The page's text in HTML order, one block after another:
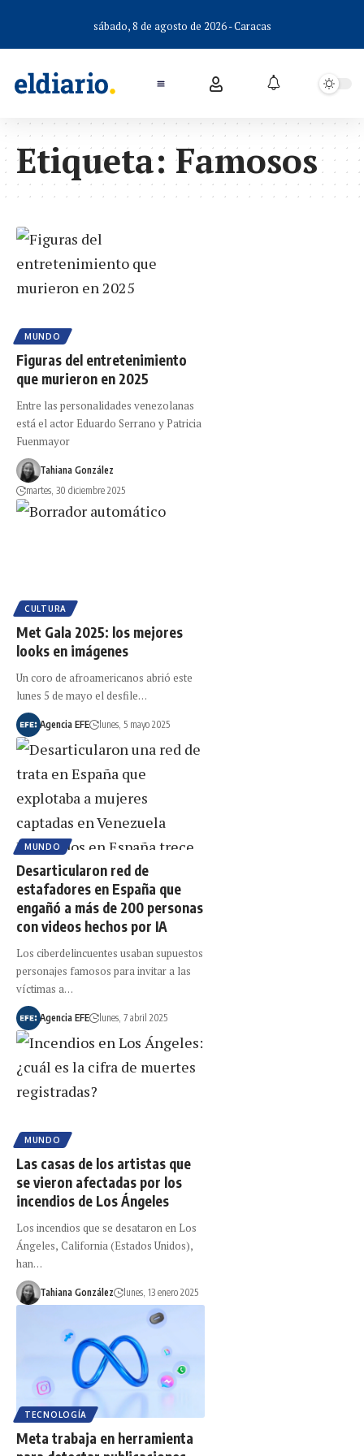
sábado, 8 de agosto de 2026 - Caracas
Etiqueta: Famosos
MUNDO
Figuras del entretenimiento
que murieron en 2025
Entre las personalidades venezolanas
está el actor Eduardo Serrano y Patricia
Fuenmayor
Tahiana González
martes, 30 diciembre 2025
CULTURA
Met Gala 2025: los mejores
looks en imágenes
Un coro de afroamericanos abrió este
lunes 5 de mayo el desfile…
Agencia EFE lunes, 5 mayo 2025
MUNDO
Desarticularon red de
estafadores en España que
engañó a más de 200 personas
con videos hechos por IA
Los ciberdelincuentes usaban supuestos
personajes famosos para invitar a las
víctimas a…
Agencia EFE lunes, 7 abril 2025
MUNDO
Las casas de los artistas que
se vieron afectadas por los
incendios de Los Ángeles
Los incendios que se desataron en Los
Ángeles, California (Estados Unidos),
han…
Tahiana González lunes, 13 enero 2025
TECNOLOGÍA
Meta trabaja en herramienta